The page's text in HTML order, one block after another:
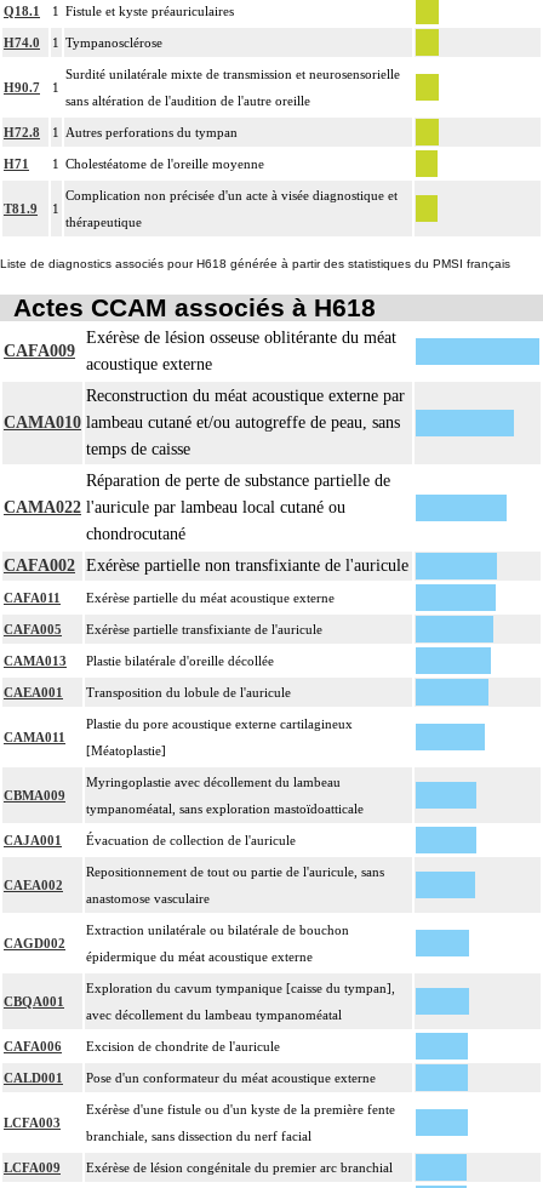
Q18.1 1 Fistule et kyste préauriculaires
H74.0 1 Tympanosclérose
H90.7 1
Surdité unilatérale mixte de transmission et neurosensorielle
sans altération de l'audition de l'autre oreille
H72.8 1 Autres perforations du tympan
H71 1 Cholestéatome de l'oreille moyenne
T81.9 1
Complication non précisée d'un acte à visée diagnostique et
thérapeutique
Liste de diagnostics associés pour H618 générée à partir des statistiques du PMSI français
Actes CCAM associés à H618
CAFA009
Exérèse de lésion osseuse oblitérante du méat
acoustique externe
CAMA010
Reconstruction du méat acoustique externe par
lambeau cutané et/ou autogreffe de peau, sans
temps de caisse
CAMA022
Réparation de perte de substance partielle de
l'auricule par lambeau local cutané ou
chondrocutané
CAFA002 Exérèse partielle non transfixiante de l'auricule
CAFA011 Exérèse partielle du méat acoustique externe
CAFA005 Exérèse partielle transfixiante de l'auricule
CAMA013 Plastie bilatérale d'oreille décollée
CAEA001 Transposition du lobule de l'auricule
CAMA011
Plastie du pore acoustique externe cartilagineux
[Méatoplastie]
CBMA009
Myringoplastie avec décollement du lambeau
tympanoméatal, sans exploration mastoïdoatticale
CAJA001 Évacuation de collection de l'auricule
CAEA002
Repositionnement de tout ou partie de l'auricule, sans
anastomose vasculaire
CAGD002
Extraction unilatérale ou bilatérale de bouchon
épidermique du méat acoustique externe
CBQA001
Exploration du cavum tympanique [caisse du tympan],
avec décollement du lambeau tympanoméatal
CAFA006 Excision de chondrite de l'auricule
CALD001 Pose d'un conformateur du méat acoustique externe
LCFA003
Exérèse d'une fistule ou d'un kyste de la première fente
branchiale, sans dissection du nerf facial
LCFA009 Exérèse de lésion congénitale du premier arc branchial